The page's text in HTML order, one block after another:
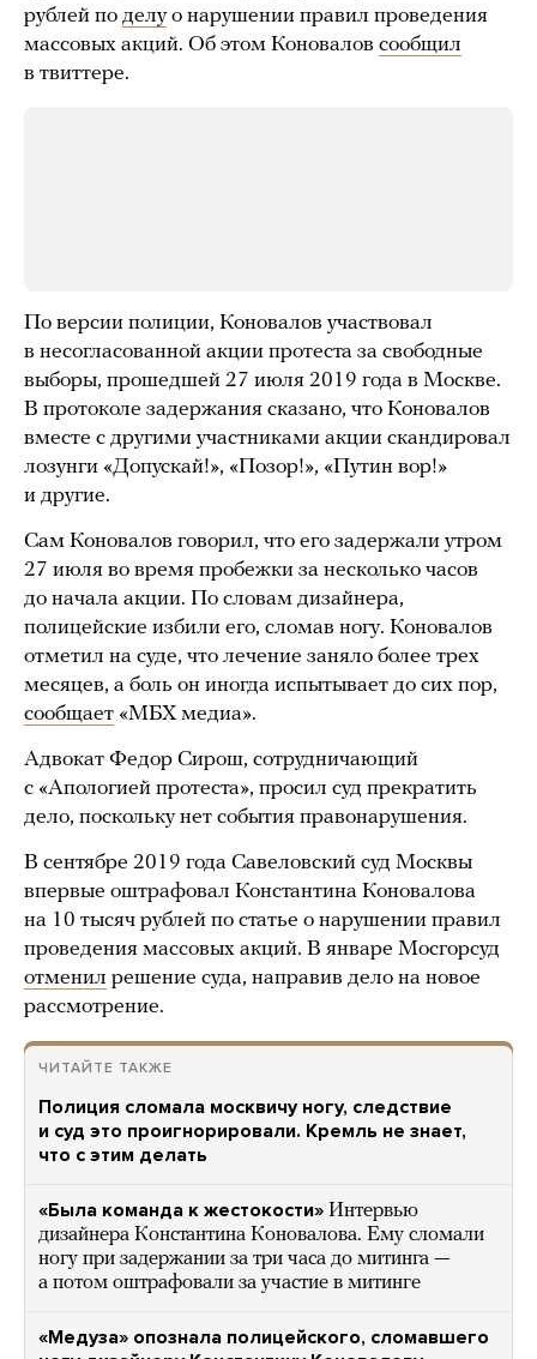
рублей по делуо нарушении правил проведения
массовых акций. Об этом Коновалов сообщил
в твиттере.
По версии полиции, Коновалов участвовал
в несогласованной акции протеста за свободные
выборы, прошедшей 27 июля 2019 года в Москве.
В протоколе задержания сказано, что Коновалов
вместе с другими участниками акции скандировал
лозунги «Допускай!», «Позор!», «Путин вор!»
и другие.
Сам Коновалов говорил, что его задержали утром
27 июля во время пробежки за несколько часов
до начала акции. По словам дизайнера,
полицейские избили его, сломав ногу. Коновалов
отметил на суде, что лечение заняло более трех
месяцев, а боль он иногда испытывает до сих пор,
сообщает «МБХ медиа».
Адвокат Федор Сирош, сотрудничающий
с «Апологией протеста», просил суд прекратить
дело, поскольку нет события правонарушения.
В сентябре 2019 года Савеловский суд Москвы
впервые оштрафовал Константина Коновалова
на 10 тысяч рублей по статье о нарушении правил
проведения массовых акций. В январе Мосгорсуд
отменил решение суда, направив дело на новое
рассмотрение.
ЧИТАЙТЕ ТАКЖЕ
Полиция сломала москвичу ногу, следствие
и суд это проигнорировали. Кремль не знает,
что с этим делать
«Была команда к жестокости» Интервью
дизайнера Константина Коновалова. Ему сломали
ногу при задержании за три часа до митинга —
а потом оштрафовали за участие в митинге
«Медуза» опознала полицейского, сломавшего